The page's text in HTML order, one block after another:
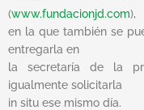
(www.fundacionjd.com),
en la que también se
entregarla en
la secretaría de la
igualmente solicitarla
in situ ese mismo día.